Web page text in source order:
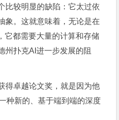
比较明显的缺陷：它太过依
象。这就意味着，无论是在
它都需要大量的计算和存储
州扑克AI进一步发展的阻
得卓越论文奖，就是因为他
种新的、基于端到端的深度